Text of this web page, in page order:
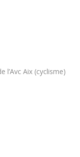
l’Avc Aix (cyclisme)